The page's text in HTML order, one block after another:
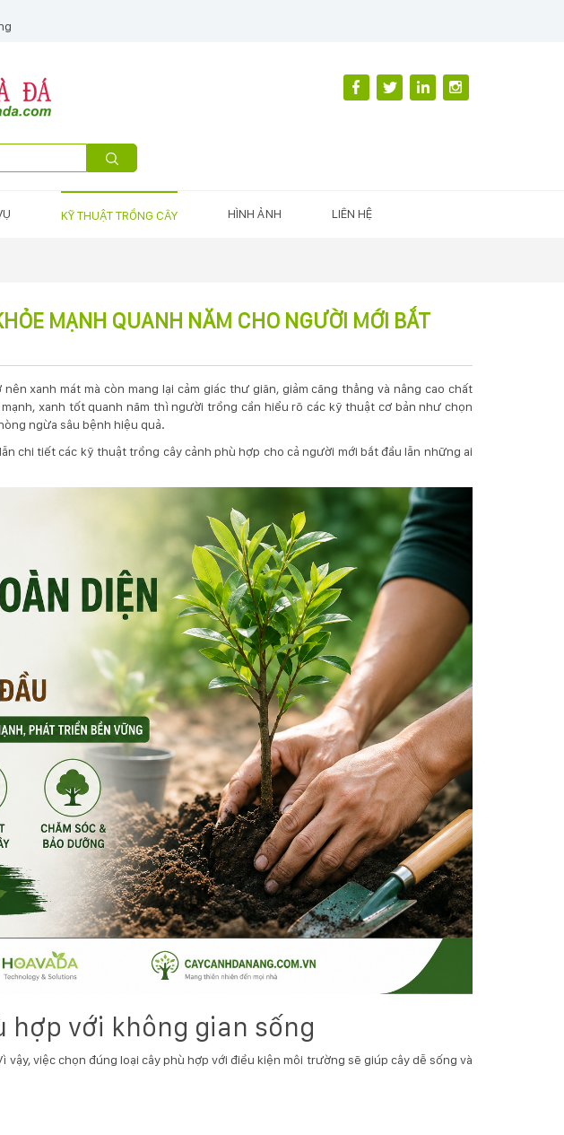
KỸ THUẬT TRỒNG CÂY HÌNH ẢNH LIÊN HỆ
MẠNH QUANH NĂM CHO NGƯỜI MỚI BẮT
xanh mát mà còn mang lại cảm giác thư giãn, giảm căng thẳng và nâng cao chất
xanh tốt quanh năm thì người trồng cần hiểu rõ các kỹ thuật cơ bản như chọn
ngừa sâu bệnh hiệu quả.
chi tiết các kỹ thuật trồng cây cảnh phù hợp cho cả người mới bắt đầu lẫn những ai
hợp với không gian sống
việc chọn đúng loại cây phù hợp với điều kiện môi trường sẽ giúp cây dễ sống và